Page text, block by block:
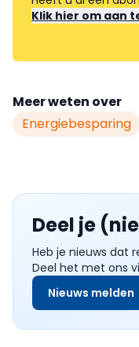
Klik hier om aan
Meer weten over
Energiebesparing
Deel je
Heb je nieuws dat
Deel het met ons
Nieuws melden